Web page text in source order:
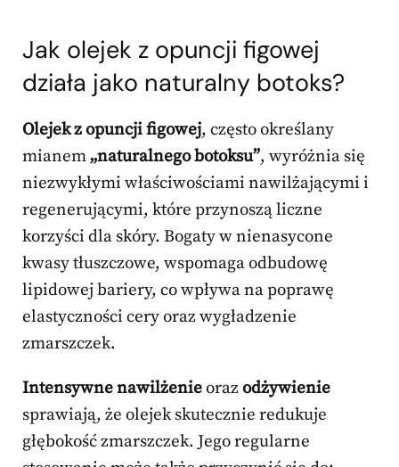
Jak olejek z opuncji figowej
działa jako naturalny botoks?
Olejek z opuncji figowej, często określany
mianem „naturalnego botoksu”, wyróżnia się
niezwykłymi właściwościami nawilżającymi i
regenerującymi, które przynoszą liczne
korzyści dla skóry. Bogaty w nienasycone
kwasy tłuszczowe, wspomaga odbudowę
lipidowej bariery, co wpływa na poprawę
elastyczności cery oraz wygładzenie
zmarszczek.
Intensywne nawilżenieorazodżywienie
sprawiają, że olejek skutecznie redukuje
głębokość zmarszczek. Jego regularne